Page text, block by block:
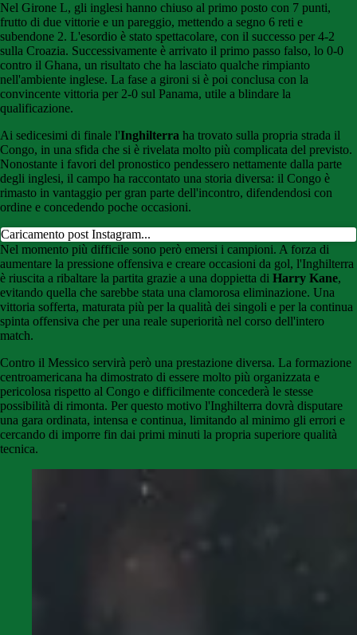
Nel Girone L, gli inglesi hanno chiuso al primo posto con 7 punti,
frutto di due vittorie e un pareggio, mettendo a segno 6 reti e
subendone 2. L'esordio è stato spettacolare, con il successo per 4-2
sulla Croazia. Successivamente è arrivato il primo passo falso, lo 0-0
contro il Ghana, un risultato che ha lasciato qualche rimpianto
nell'ambiente inglese. La fase a gironi si è poi conclusa con la
convincente vittoria per 2-0 sul Panama, utile a blindare la
qualificazione.
Ai sedicesimi di finale l'Inghilterra ha trovato sulla propria strada il
Congo, in una sfida che si è rivelata molto più complicata del previsto.
Nonostante i favori del pronostico pendessero nettamente dalla parte
degli inglesi, il campo ha raccontato una storia diversa: il Congo è
rimasto in vantaggio per gran parte dell'incontro, difendendosi con
ordine e concedendo poche occasioni.
Caricamento post Instagram...
Nel momento più difficile sono però emersi i campioni. A forza di
aumentare la pressione offensiva e creare occasioni da gol, l'Inghilterra
è riuscita a ribaltare la partita grazie a una doppietta di Harry Kane,
evitando quella che sarebbe stata una clamorosa eliminazione. Una
vittoria sofferta, maturata più per la qualità dei singoli e per la continua
spinta offensiva che per una reale superiorità nel corso dell'intero
match.
Contro il Messico servirà però una prestazione diversa. La formazione
centroamericana ha dimostrato di essere molto più organizzata e
pericolosa rispetto al Congo e difficilmente concederà le stesse
possibilità di rimonta. Per questo motivo l'Inghilterra dovrà disputare
una gara ordinata, intensa e continua, limitando al minimo gli errori e
cercando di imporre fin dai primi minuti la propria superiore qualità
tecnica.